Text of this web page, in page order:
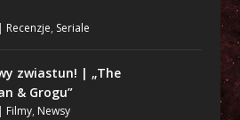
Recenzje, Seriale
zwiastun! | „The
& Grogu”
Filmy, Newsy